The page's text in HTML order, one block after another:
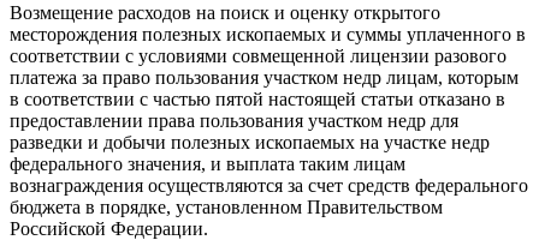
Возмещение расходов на поиск и оценку открытого
месторождения полезных ископаемых и суммы уплаченного в
соответствии с условиями совмещенной лицензии разового
платежа за право пользования участком недр лицам, которым
в соответствии с частью пятой настоящей статьи отказано в
предоставлении права пользования участком недр для
разведки и добычи полезных ископаемых на участке недр
федерального значения, и выплата таким лицам
вознаграждения осуществляются за счет средств федерального
бюджета в порядке, установленном Правительством
Российской Федерации.